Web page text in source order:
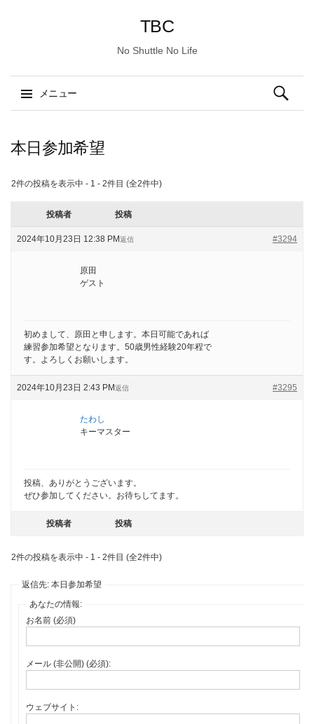
TBC
No Shuttle No Life
メニュー
ン
ン
キ
検
索:
本日参加希望
2件の投稿を表示中 - 1 - 2件目 (全2件中)
投稿者 投稿
2024年10月23日 12:38 PM #3294
返信
原田
ゲスト
初めまして、原田と申します。本日可能であれば
練習参加希望となります。50歳男性経験20年程で
す。よろしくお願いします。
2024年10月23日 2:43 PM #3295
返信
たわし
キーマスター
投稿、ありがとうございます。
ぜひ参加してください。お待ちしてます。
投稿者 投稿
2件の投稿を表示中 - 1 - 2件目 (全2件中)
返信先: 本日参加希望
あなたの情報:
お名前 (必須)
メール (非公開) (必須):
ウェブサイト: